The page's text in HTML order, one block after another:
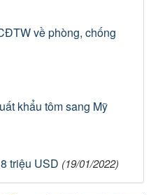
về phòng, chống
khẩu tôm sang Mỹ
triệu USD (19/01/2022)